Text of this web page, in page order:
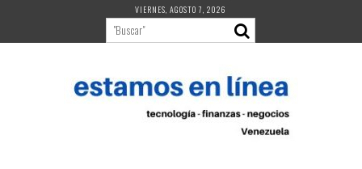
contenido
VIERNES, AGOSTO 7, 2026